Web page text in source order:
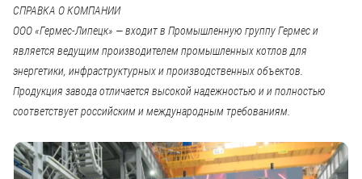
СПРАВКА О КОМПАНИИ
ООО «Гермес-Липецк» — входит в Промышленную группу Гермес и
является ведущим производителем промышленных котлов для
энергетики, инфраструктурных и производственных объектов.
Продукция завода отличается высокой надежностью и и полностью
соответствует российским и международным требованиям.